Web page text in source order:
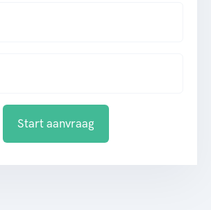
Start aanvraag